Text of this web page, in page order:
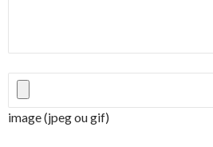
image (jpeg ou gif)